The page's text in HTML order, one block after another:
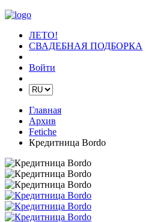
ЛЕТО!
СВАДЕБНАЯ ПОДБОРКА
Войти
Главная
Архив
Fetiche
Кредитница Bordo